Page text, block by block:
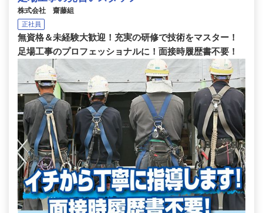
株式会社 齋藤組
正社員
無資格＆未経験大歓迎！充実の研修で技術をマスター！
足場工事のプロフェッショナルに！面接時履歴書不要！